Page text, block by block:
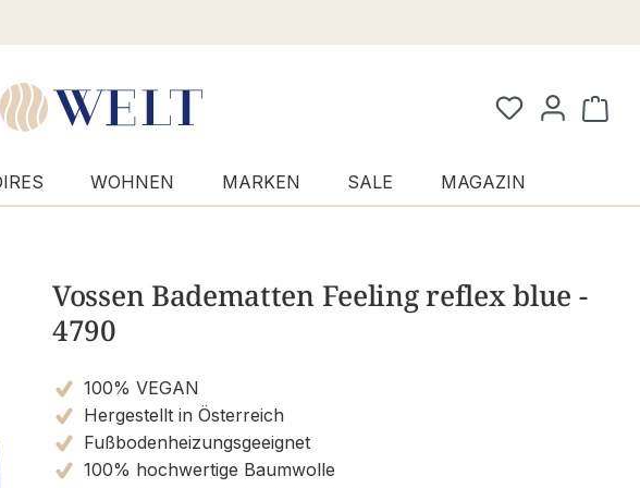
WOHNEN MARKEN SALE MAGAZIN
Vossen Badematten Feeling reflex blue -
4790
100% VEGAN
Hergestellt in Österreich
Fußbodenheizungsgeeignet
100% hochwertige Baumwolle